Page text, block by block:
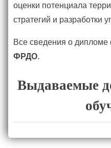
оценки потенциала
стратегий и разработки
Все сведения о дипломе
ФРДО.
Выдаваемые